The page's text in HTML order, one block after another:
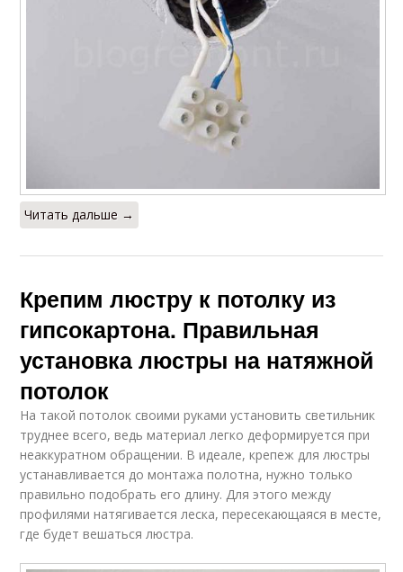
Читать дальше →
Крепим люстру к потолку из
гипсокартона. Правильная
установка люстры на натяжной
потолок
На такой потолок своими руками установить светильник
труднее всего, ведь материал легко деформируется при
неаккуратном обращении. В идеале, крепеж для люстры
устанавливается до монтажа полотна, нужно только
правильно подобрать его длину. Для этого между
профилями натягивается леска, пересекающаяся в месте,
где будет вешаться люстра.